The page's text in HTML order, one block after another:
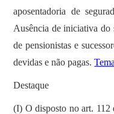
aposentadoria de
Ausência de iniciativa do
de pensionistas e
devidas e não pagas.
Destaque
(I) O disposto no art. 112